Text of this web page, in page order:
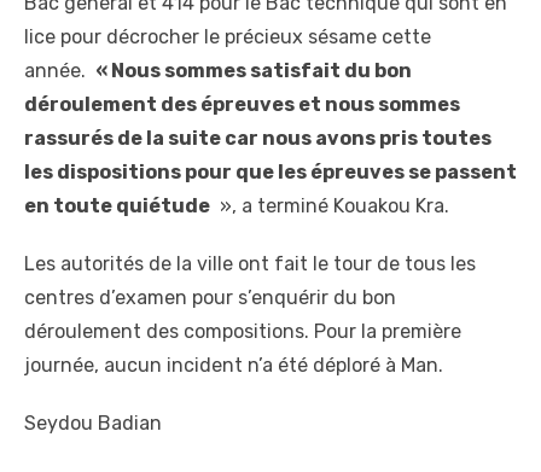
lice pour décrocher le précieux sésame cette
année. « Nous sommes satisfait du bon
déroulement des épreuves et nous sommes
rassurés de la suite car nous avons pris toutes
les dispositions pour que les épreuves se passent
en toute quiétude », a terminé Kouakou Kra.
Les autorités de la ville ont fait le tour de tous les
centres d’examen pour s’enquérir du bon
déroulement des compositions. Pour la première
journée, aucun incident n’a été déploré à Man.
Seydou Badian